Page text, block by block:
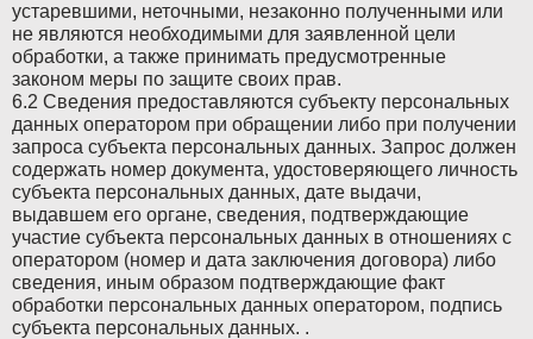
устаревшими, неточными, незаконно полученными или
не являются необходимыми для заявленной цели
обработки, а также принимать предусмотренные
законом меры по защите своих прав.
6.2 Сведения предоставляются субъекту персональных
данных оператором при обращении либо при получении
запроса субъекта персональных данных. Запрос должен
содержать номер документа, удостоверяющего личность
субъекта персональных данных, дате выдачи,
выдавшем его органе, сведения, подтверждающие
участие субъекта персональных данных в отношениях с
оператором (номер и дата заключения договора) либо
сведения, иным образом подтверждающие факт
обработки персональных данных оператором, подпись
субъекта персональных данных. .